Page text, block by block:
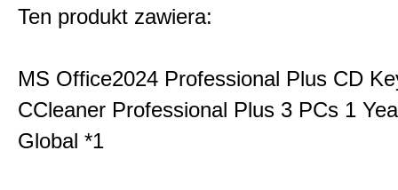
Ten produkt zawiera:
MS Office2024 Professional Plus CD
CCleaner Professional Plus 3 PCs 1
Global *1